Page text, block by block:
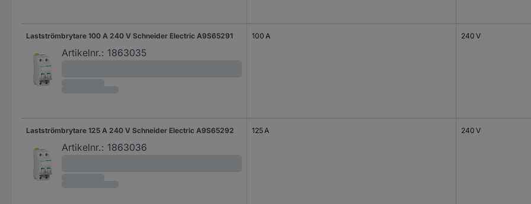
Lastströmbrytare 100 A 240 V Schneider Electric A9S65291
Artikelnr.: 1863035
100 A 240 V
Lastströmbrytare 125 A 240 V Schneider Electric A9S65292
Artikelnr.: 1863036
125 A 240 V